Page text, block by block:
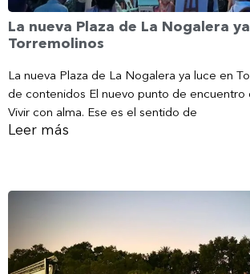
La nueva Plaza de La Nogalera
Torremolinos
La nueva Plaza de La Nogalera ya luce en
de contenidos El nuevo punto de encuentro
Vivir con alma. Ese es el sentido de
Leer más